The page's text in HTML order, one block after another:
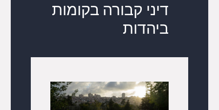
דיני קבורה בקומות
ביהדות